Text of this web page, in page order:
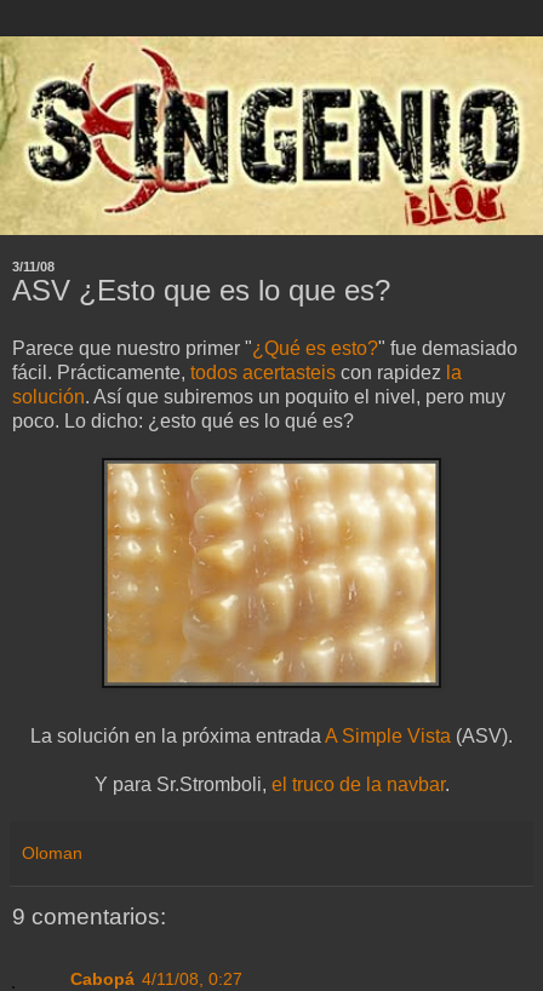
3/11/08
ASV ¿Esto que es lo que es?
Parece que nuestro primer "¿Qué es esto?" fue demasiado
fácil. Prácticamente, todos acertasteis con rapidez la
solución. Así que subiremos un poquito el nivel, pero muy
poco. Lo dicho: ¿esto qué es lo qué es?
La solución en la próxima entrada A Simple Vista (ASV).
Y para Sr.Stromboli, el truco de la navbar.
Oloman
9 comentarios:
Cabopá 4/11/08, 0:27